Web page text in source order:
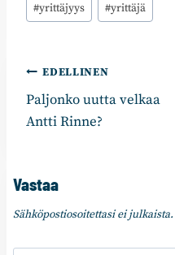
#yrittäjyys #yrittäjä
Artikkelien
selaus
EDELLINEN
Paljonko uutta velkaa
Antti Rinne?
Vastaa
Sähköpostiosoitettasi ei julkaista.